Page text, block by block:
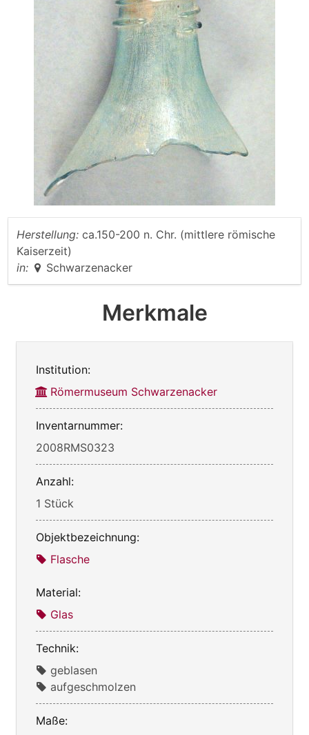
Herstellung: ca.150-200 n. Chr. (mittlere römische
Kaiserzeit)
in:
Schwarzenacker
Merkmale
Institution:
Römermuseum Schwarzenacker
Inventarnummer:
2008RMS0323
Anzahl:
1 Stück
Objektbezeichnung:
Flasche
Material:
Glas
Technik:
geblasen
aufgeschmolzen
Maße: